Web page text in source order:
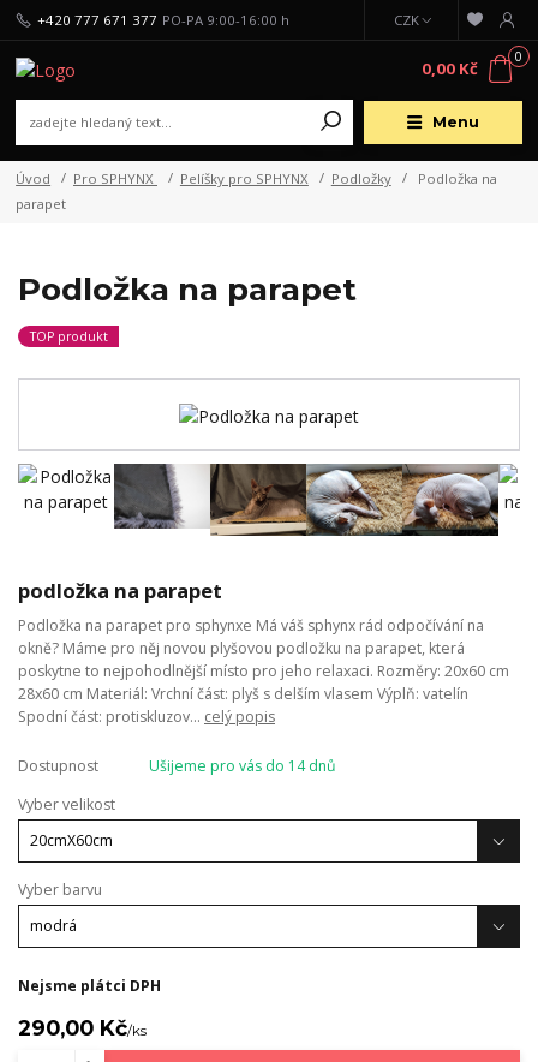
Menu
CZK
+420 777 671 377 PO-PA 9:00-16:00 h
0
0,00 Kč
Úvod Pro SPHYNX Pelíšky pro SPHYNX Podložky
Podložka na
parapet
Podložka na parapet
TOP produkt
podložka na parapet
Podložka na parapet pro sphynxe Má váš sphynx rád odpočívání na
okně? Máme pro něj novou plyšovou podložku na parapet, která
poskytne to nejpohodlnější místo pro jeho relaxaci. Rozměry: 20x60 cm
28x60 cm Materiál: Vrchní část: plyš s delším vlasem Výplň: vatelín
Spodní část: protiskluzov... celý popis
Dostupnost
Ušijeme pro vás do 14 dnů
Vyber velikost
Vyber barvu
Nejsme plátci DPH
290,00 Kč/ks